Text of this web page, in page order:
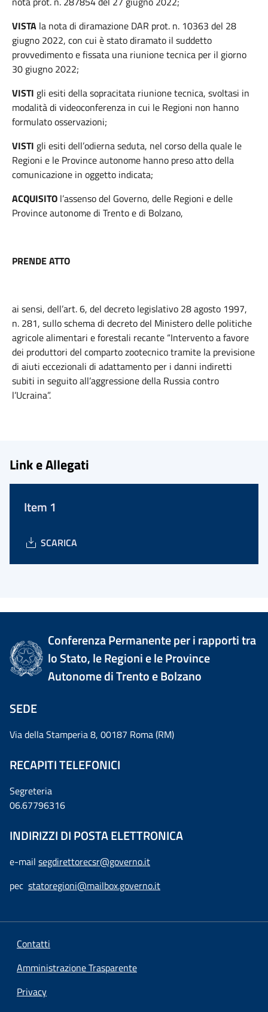
VISTA la nota di diramazione DAR prot. n. 10363 del 28
giugno 2022, con cui è stato diramato il suddetto
provvedimento e fissata una riunione tecnica per il giorno
30 giugno 2022;
VISTI gli esiti della sopracitata riunione tecnica, svoltasi in
modalità di videoconferenza in cui le Regioni non hanno
formulato osservazioni;
VISTI gli esiti dell’odierna seduta, nel corso della quale le
Regioni e le Province autonome hanno preso atto della
comunicazione in oggetto indicata;
ACQUISITO l’assenso del Governo, delle Regioni e delle
Province autonome di Trento e di Bolzano,
PRENDE ATTO
ai sensi, dell’art. 6, del decreto legislativo 28 agosto 1997,
n. 281, sullo schema di decreto del Ministero delle politiche
agricole alimentari e forestali recante “Intervento a favore
dei produttori del comparto zootecnico tramite la previsione
di aiuti eccezionali di adattamento per i danni indiretti
subiti in seguito all’aggressione della Russia contro
l’Ucraina”.
Link e Allegati
Item 1
SCARICA
Conferenza Permanente per i rapporti tra
lo Stato, le Regioni e le Province
Autonome di Trento e Bolzano
SEDE
Via della Stamperia 8, 00187 Roma (RM)
RECAPITI TELEFONICI
Segreteria
06.67796316
INDIRIZZI DI POSTA ELETTRONICA
e-mail segdirettorecsr@governo.it
pec statoregioni@mailbox.governo.it
Contatti
Amministrazione Trasparente
Privacy